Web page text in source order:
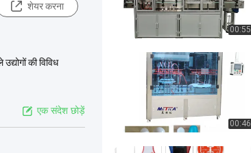
शेयर करना
की विविध
एक संदेश छोड़ें
00:55
00:46